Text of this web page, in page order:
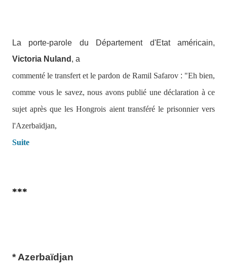
La porte-parole du Département d'Etat américain,
Victoria Nuland , a
commenté le transfert et le pardon de Ramil Safarov: "Eh bien,
comme vous le savez, nous avons publié une déclaration à ce
sujet après que les Hongrois aient transféré le prisonnier vers
l'Azerbaïdjan,
Suite
***
* Azerbaïdjan